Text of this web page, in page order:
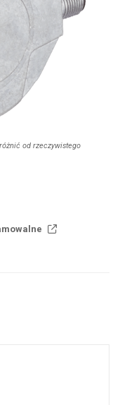
od rzeczywistego